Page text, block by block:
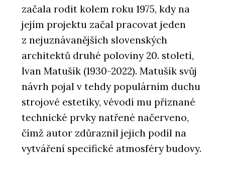
začala rodit kolem roku 1975, kdy na
jejím projektu začal pracovat jeden
z nejuznávanějších slovenských
architektů druhé poloviny 20. století,
Ivan Matušík (1930-2022). Matušík svůj
návrh pojal v tehdy populárním duchu
strojové estetiky, vévodí mu přiznané
technické prvky natřené načerveno,
čímž autor zdůraznil jejich podíl na
vytváření specifické atmosféry budovy.